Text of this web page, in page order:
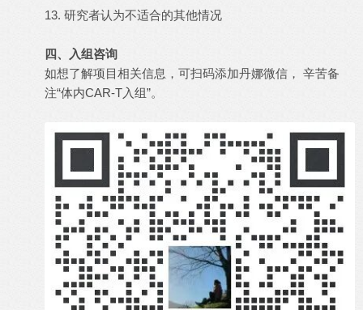
13. 研究者认为不适合的其他情况
四、入组咨询
如想了解项目相关信息，可扫码添加丹娜微信， 辛苦备
注“体内CAR-T入组”。